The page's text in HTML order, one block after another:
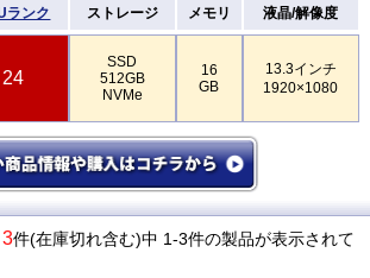
ランク ストレージ メモリ 液晶/解像度
24
SSD
512GB
NVMe
16
GB
13.3インチ
1920×1080
3件(在庫切れ含む)中 1-3件の製品が表示されて